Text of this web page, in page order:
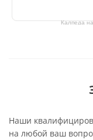
Калпеда
Наши
на любой ваш